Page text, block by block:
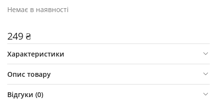
Немає в наявності
249 ₴
Характеристики
Опис товару
Відгуки (0)